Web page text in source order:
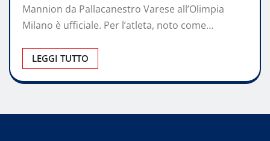
Mannion da Pallacanestro Varese all’Olimpia
Milano è ufficiale. Per l’atleta, noto come…
LEGGI TUTTO